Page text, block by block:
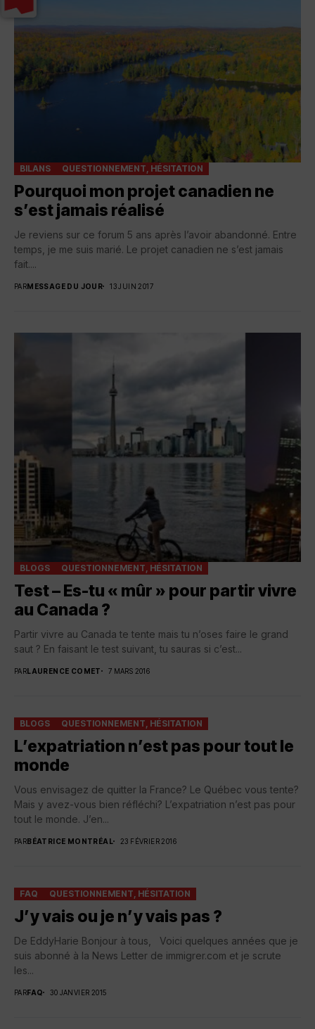
BILANS QUESTIONNEMENT, HÉSITATION
Pourquoi mon projet canadien ne
s’est jamais réalisé
Je reviens sur ce forum 5 ans après l’avoir abandonné. Entre
temps, je me suis marié. Le projet canadien ne s’est jamais
fait....
PARMESSAGE DU JOUR 13 JUIN 2017
BLOGS QUESTIONNEMENT, HÉSITATION
Test – Es-tu « mûr » pour partir vivre
au Canada ?
Partir vivre au Canada te tente mais tu n’oses faire le grand
saut ? En faisant le test suivant, tu sauras si c’est...
PARLAURENCE COMET 7 MARS 2016
BLOGS QUESTIONNEMENT, HÉSITATION
L’expatriation n’est pas pour tout le
monde
Vous envisagez de quitter la France? Le Québec vous tente?
Mais y avez-vous bien réfléchi? L’expatriation n’est pas pour
tout le monde. J’en...
PARBÉATRICE MONTRÉAL 23 FÉVRIER 2016
FAQ QUESTIONNEMENT, HÉSITATION
J’y vais ou je n’y vais pas ?
De EddyHarie Bonjour à tous, Voici quelques années que je
suis abonné à la News Letter de immigrer.com et je scrute
les...
PARFAQ 30 JANVIER 2015